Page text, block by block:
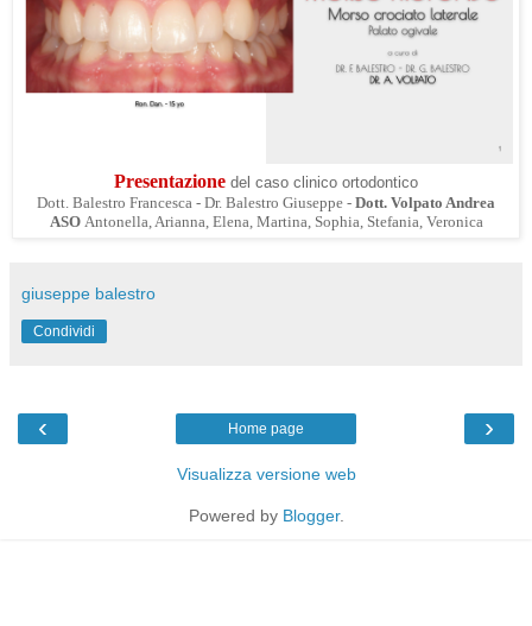
Presentazione del caso clinico ortodontico
Dott. Balestro Francesca - Dr. Balestro Giuseppe - Dott. Volpato Andrea
ASOAntonella, Arianna, Elena, Martina, Sophia, Stefania, Veronica
giuseppe balestro
Condividi
‹ ›
Home page
Visualizza versione web
Powered by Blogger.